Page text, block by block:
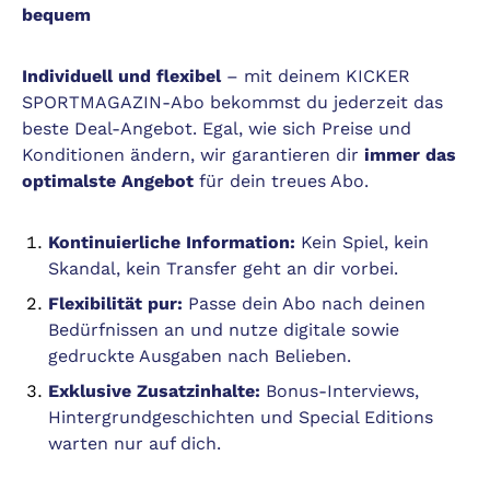
bequem
Individuell und flexibel– mit deinem KICKER
SPORTMAGAZIN-Abo bekommst du jederzeit das
beste Deal-Angebot. Egal, wie sich Preise und
Konditionen ändern, wir garantieren dir immer das
optimalste Angebot für dein treues Abo.
Kontinuierliche Information: Kein Spiel, kein
Skandal, kein Transfer geht an dir vorbei.
Flexibilität pur: Passe dein Abo nach deinen
Bedürfnissen an und nutze digitale sowie
gedruckte Ausgaben nach Belieben.
Exklusive Zusatzinhalte: Bonus-Interviews,
Hintergrundgeschichten und Special Editions
warten nur auf dich.